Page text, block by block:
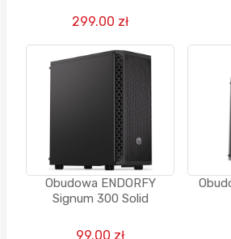
299.00 zł
Obudowa ENDORFY
Signum 300 Solid
99.00 zł